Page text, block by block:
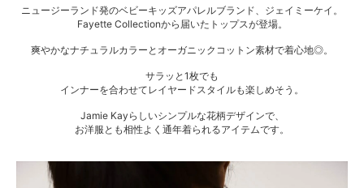
ニュージーランド発のベビーキッズアパレルブランド、ジェイミーケイ。
Fayette Collectionから届いたトップスが登場。
爽やかなナチュラルカラーとオーガニックコットン素材で着心地◎。
サラッと1枚でも
インナーを合わせてレイヤードスタイルも楽しめそう。
Jamie Kayらしいシンプルな花柄デザインで、
お洋服とも相性よく通年着られるアイテムです。